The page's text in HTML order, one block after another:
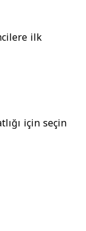
ilk
için seçin